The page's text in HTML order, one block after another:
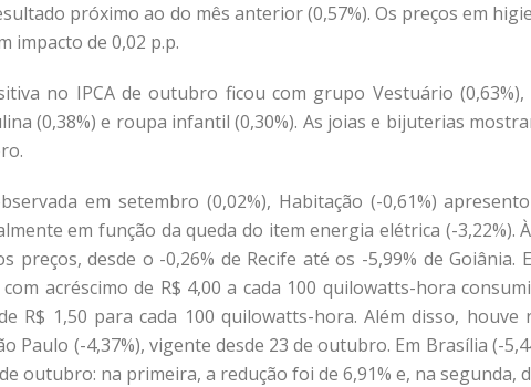
próximo ao do mês anterior (0,57%). Os preços em
impacto de 0,02 p.p.
no IPCA de outubro ficou com grupo Vestuário
(0,38%) e roupa infantil (0,30%). As joias e bijuterias
em setembro (0,02%), Habitação (-0,61%)
em função da queda do item energia elétrica (-3,22%).
preços, desde o -0,26% de Recife até os -5,99% de
acréscimo de R$ 4,00 a cada 100 quilowatts-hora
R$ 1,50 para cada 100 quilowatts-hora. Além disso,
Paulo (-4,37%), vigente desde 23 de outubro. Em Brasília (-
outubro: na primeira, a redução foi de 6,91% e, na segunda,